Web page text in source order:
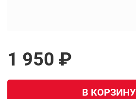
1 950 ₽
В КОРЗИНУ